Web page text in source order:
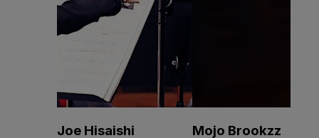
Joe Hisaishi Mojo Brookzz